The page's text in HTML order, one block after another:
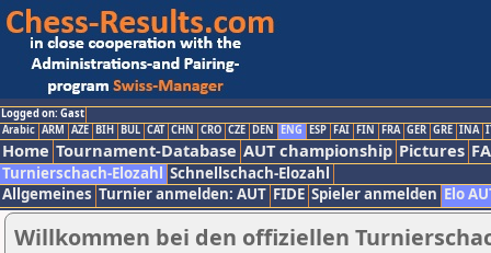
Logged on: Gast
Arabic ARM AZE BIH BUL CAT CHN CRO CZE DEN ENG ESP FAI FIN FRA GER GRE INA
Home Tournament-Database AUT championship Pictures
Turnierschach-Elozahl Schnellschach-Elozahl
Allgemeines Turnier anmelden: AUT FIDE Spieler anmelden Elo
Willkommen bei den offiziellen